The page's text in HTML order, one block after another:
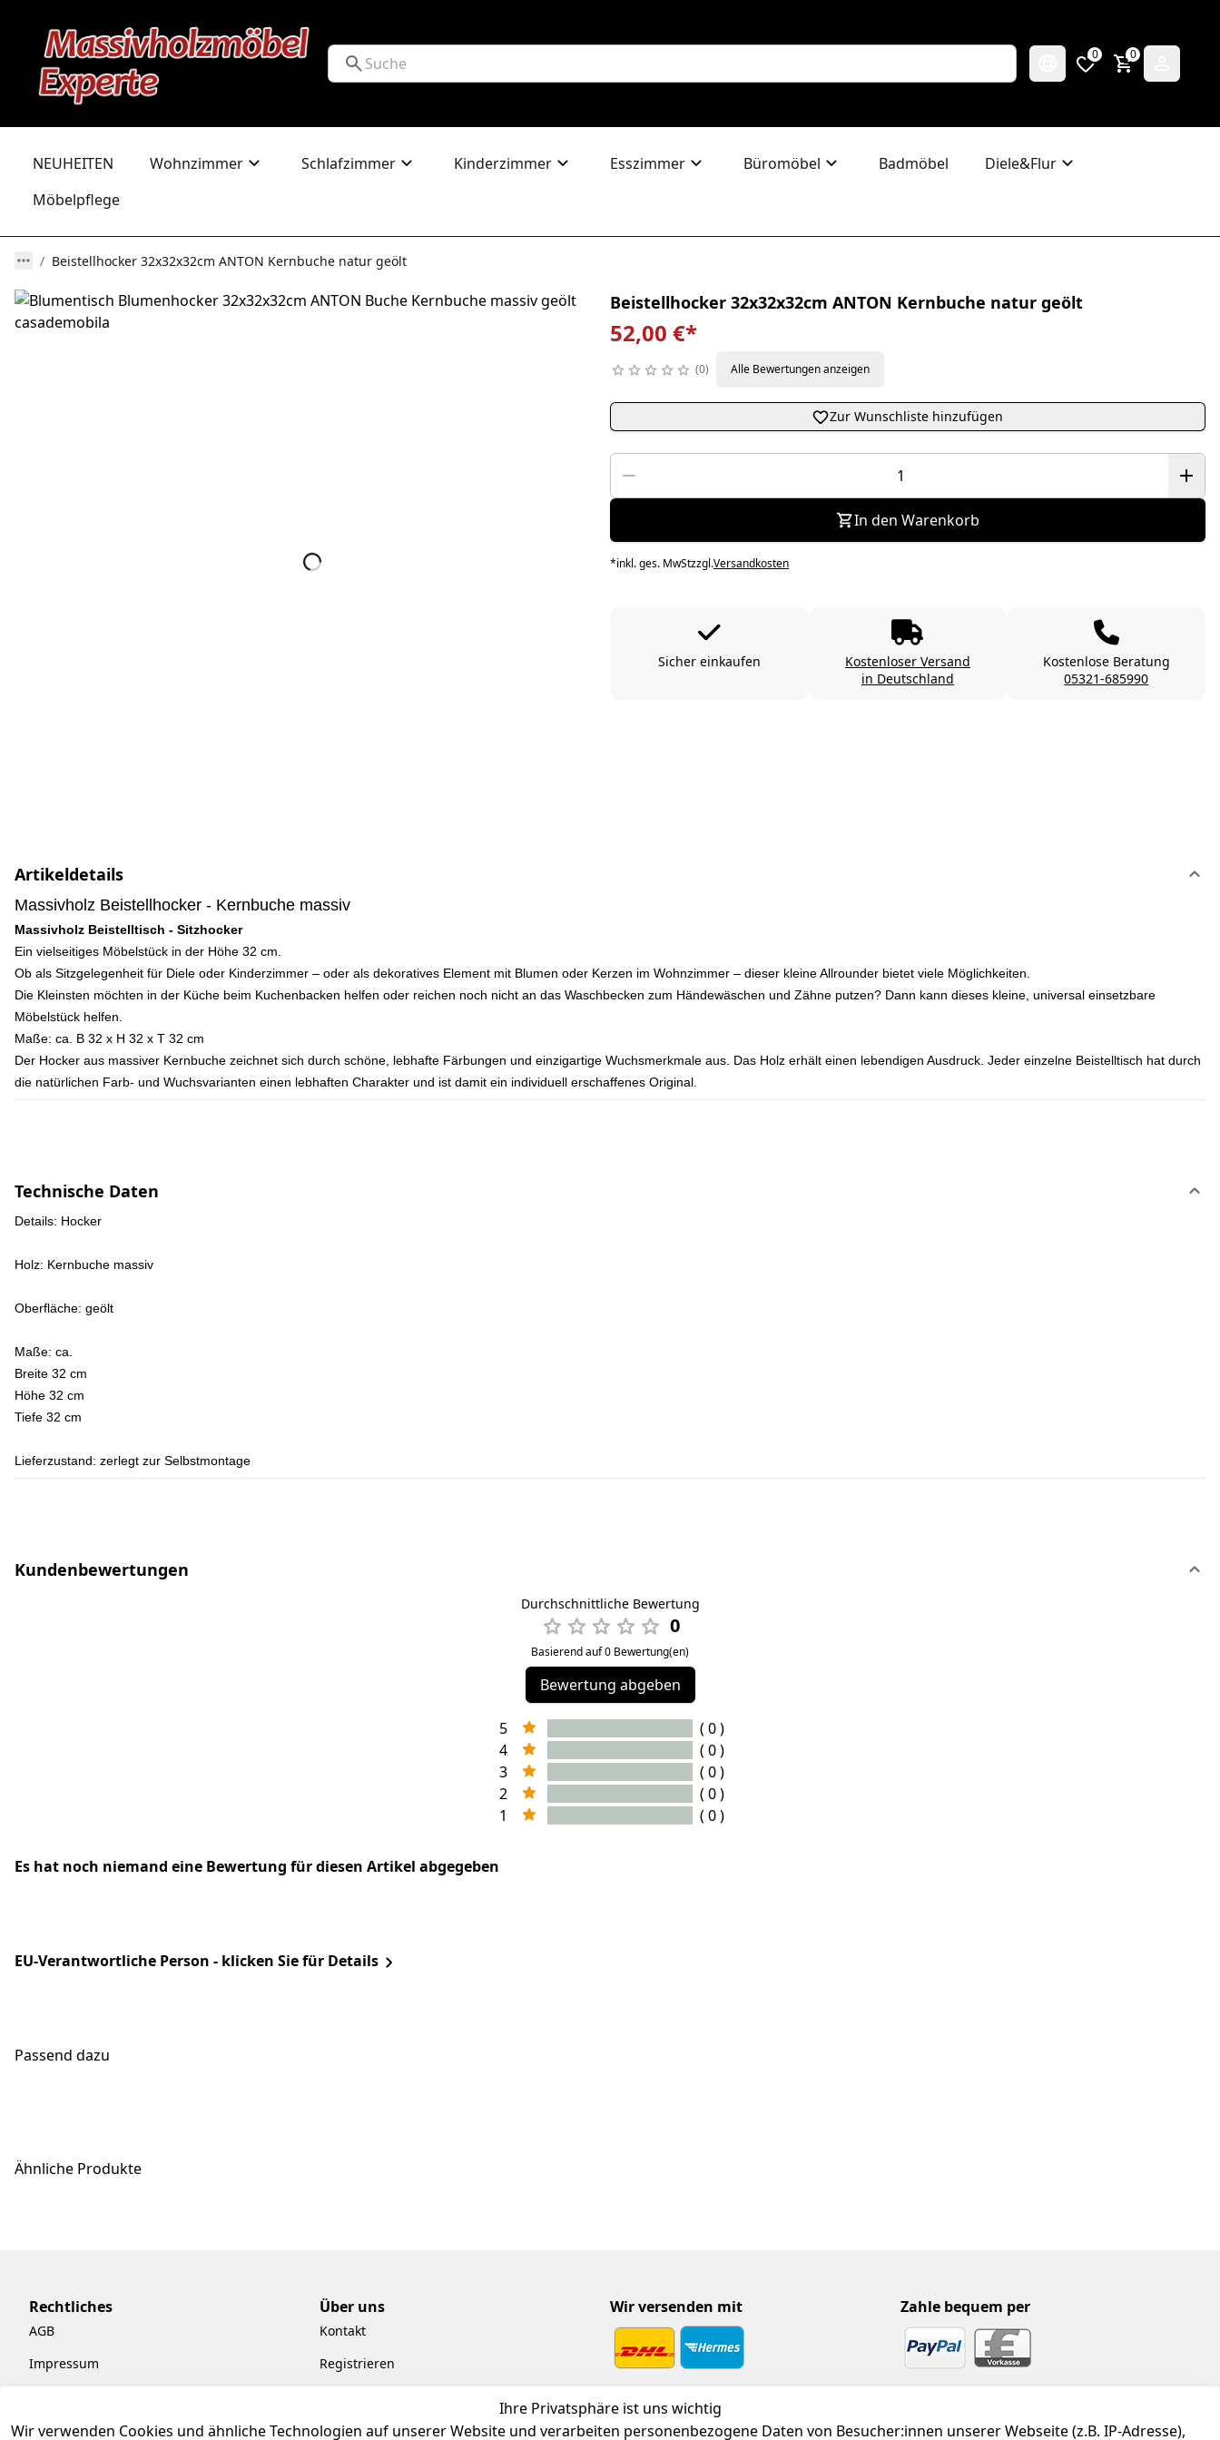
0 0
NEUHEITEN Wohnzimmer Schlafzimmer Kinderzimmer Esszimmer Büromöbel Badmöbel
Diele&Flur
Möbelpflege
Beistellhocker 32x32x32cm ANTON Kernbuche natur geölt
Beistellhocker 32x32x32cm ANTON Kernbuche natur geölt
52,00 €*
0 Alle Bewertungen anzeigen
Zur Wunschliste hinzufügen
In den Warenkorb
*inkl. ges. MwStzzgl.Versandkosten
Sicher einkaufen
Kostenloser Versand
in Deutschland
Kostenlose Beratung
05321-685990
Artikeldetails
Massivholz Beistellhocker - Kernbuche massiv
Massivholz Beistelltisch - Sitzhocker
Ein vielseitiges Möbelstück in der Höhe 32 cm.
Ob als Sitzgelegenheit für Diele oder Kinderzimmer – oder als dekoratives Element mit Blumen oder Kerzen im Wohnzimmer – dieser kleine Allrounder bietet viele Möglichkeiten.
Die Kleinsten möchten in der Küche beim Kuchenbacken helfen oder reichen noch nicht an das Waschbecken zum Händewäschen und Zähne putzen? Dann kann dieses kleine, universal einsetzbare
Möbelstück helfen.
Maße: ca. B 32 x H 32 x T 32 cm
Der Hocker aus massiver Kernbuche zeichnet sich durch schöne, lebhafte Färbungen und einzigartige Wuchsmerkmale aus. Das Holz erhält einen lebendigen Ausdruck. Jeder einzelne Beistelltisch hat durch
die natürlichen Farb- und Wuchsvarianten einen lebhaften Charakter und ist damit ein individuell erschaffenes Original.
Technische Daten
Details: Hocker
Holz: Kernbuche massiv
Oberfläche: geölt
Maße: ca.
Breite 32 cm
Höhe 32 cm
Tiefe 32 cm
Lieferzustand: zerlegt zur Selbstmontage
Kundenbewertungen
Durchschnittliche Bewertung
0
Basierend auf 0 Bewertung(en)
Bewertung abgeben
5
( 0 )
4
( 0 )
3
( 0 )
2
( 0 )
1
( 0 )
Es hat noch niemand eine Bewertung für diesen Artikel abgegeben
EU-Verantwortliche Person - klicken Sie für Details
Passend dazu
Ähnliche Produkte
Ihre Privatsphäre ist uns wichtig
Wir verwenden Cookies und ähnliche Technologien auf unserer Website und verarbeiten personenbezogene Daten von Besucher:innen unserer Webseite (z.B. IP-Adresse),
Rechtliches
AGB
Impressum
Barrierefreiheitserklärung
Über uns
Kontakt
Registrieren
Pflege & Kundendienst
Wir versenden mit Zahle bequem per